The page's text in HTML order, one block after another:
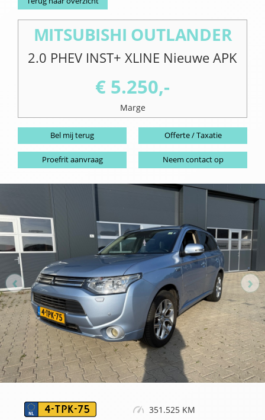
MITSUBISHI OUTLANDER
2.0 PHEV INST+ XLINE Nieuwe APK
€ 5.250,-
Marge
4-TPK-75
351.525 KM
Bel mij terug Offerte / Taxatie
Proefrit aanvraag Neem contact op